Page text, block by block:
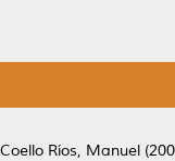
Coello Ríos, Manuel